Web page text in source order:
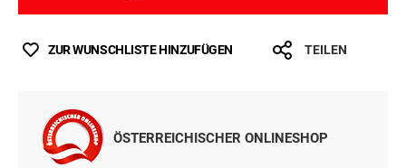
ZUR WUNSCHLISTE HINZUFÜGEN TEILEN
ÖSTERREICHISCHER ONLINESHOP